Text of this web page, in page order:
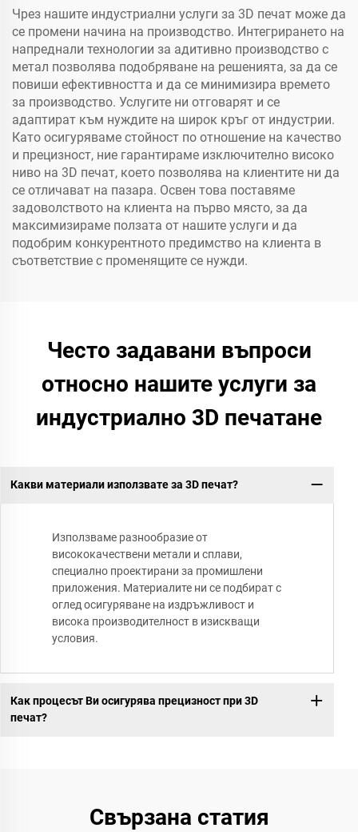
Чрез нашите индустриални услуги за 3D печат може да
се промени начина на производство. Интегрирането на
напреднали технологии за адитивно производство с
метал позволява подобряване на решенията, за да се
повиши ефективността и да се минимизира времето
за производство. Услугите ни отговарят и се
адаптират към нуждите на широк кръг от индустрии.
Като осигуряваме стойност по отношение на качество
и прецизност, ние гарантираме изключително високо
ниво на 3D печат, което позволява на клиентите ни да
се отличават на пазара. Освен това поставяме
задоволството на клиента на първо място, за да
максимизираме ползата от нашите услуги и да
подобрим конкурентното предимство на клиента в
съответствие с променящите се нужди.
Често задавани въпроси
относно нашите услуги за
индустриално 3D печатане
Какви материали използвате за 3D печат?
Използваме разнообразие от
висококачествени метали и сплави,
специално проектирани за промишлени
приложения. Материалите ни се подбират с
оглед осигуряване на издръжливост и
висока производителност в изискващи
условия.
Как процесът Ви осигурява прецизност при 3D
печат?
Свързана статия